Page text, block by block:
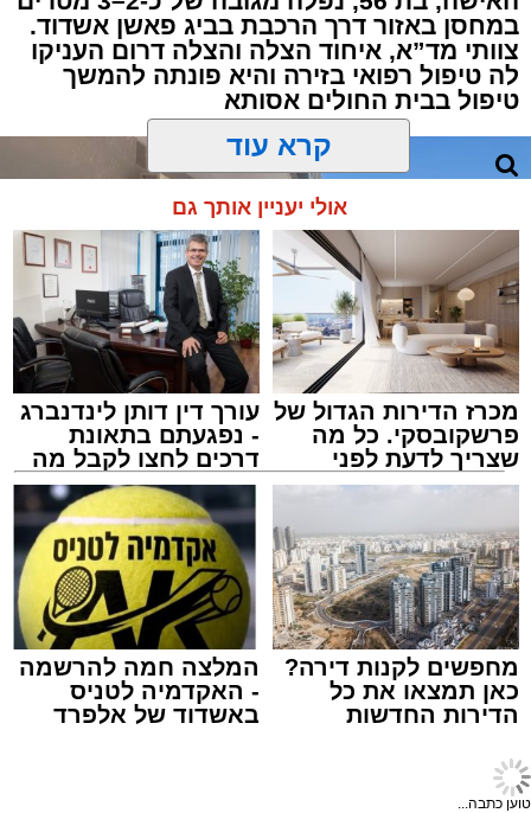
למקום הוזעקו מיד צוותי רפואה ומתנדבים של
ארגון "איחוד הצלה". החובשים והפרמדיקים
שהגיעו לזירה הבחינו כי הגבר ללא דופק וללא
הכרה, ופתחו מיידית בפעולות החייאה מתקדמות,
הכוללות עיסויי לב ושימוש במפעם (דפיברילטור).
בזכות התושייה והפעילות המהירה והמקצועית של
הצוותים בשטח, ליבו של הגבר שב לפעום.
לאחר ייצוב מצבו הראשוני, הוא פונה באמבולנס
לבית חולים להמשך קבלת טיפול רפואי כשמצבו
מוגדר יציב.
מעוניינים להגיב? לדווח ? צרו איתנו קשר במייל -
ASHDODS@ISNET.CO.IL
במחסן באזור דרך הרכבת בביג פאשן אשדוד.
צוותי מד”א, איחוד הצלה והצלה דרום העניקו
לה טיפול רפואי בזירה והיא פונתה להמשך
טיפול בבית החולים אסותא
צילום: דוברות איחוד הצלה
עופר אשטוקר / 15:32 07.08.26
תגים:
קרא עוד
אולי יעניין אותך גם
מכרז הדירות הגדול של
פרשקובסקי. כל מה
שמגישים הצעה לדירה
באשדוד
עורך דין דותן לינדנברג
- נפגעתם בתאונת
דרכים לחצו לקבל מה
שמגיע לכם
מחפשים לקנות דירה?
הדירות החדשות
למכירה באשדוד >>>
המלצה חמה להרשמה